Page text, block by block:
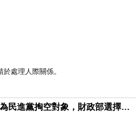
處理人際關係。
國票成為民進黨掏空對象，財政部選擇性失憶